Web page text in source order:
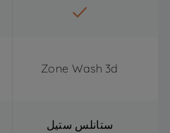
Zone Wash 3d
ستانلس ستيل